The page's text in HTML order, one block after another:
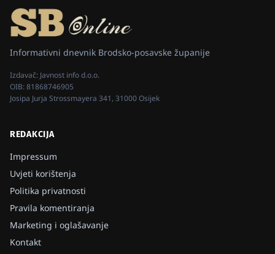
Informativni dnevnik Brodsko-posavske županije
Izdavač: Javnost info d.o.o.
OIB:81868746905
Josipa Jurja Strossmayera 341, 31000 Osijek
REDAKCIJA
Impressum
Uvjeti korištenja
Politika privatnosti
Pravila komentiranja
Marketing i oglašavanje
Kontakt